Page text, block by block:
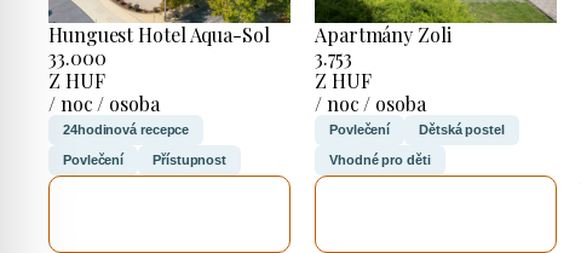
Hunguest Hotel Aqua-Sol
33.000
Z HUF
/ noc / osoba
24hodinová recepce
Povlečení Přístupnost
Apartmány Zoli
3.753
Z HUF
/ noc / osoba
Povlečení Dětská postel
Vhodné pro děti